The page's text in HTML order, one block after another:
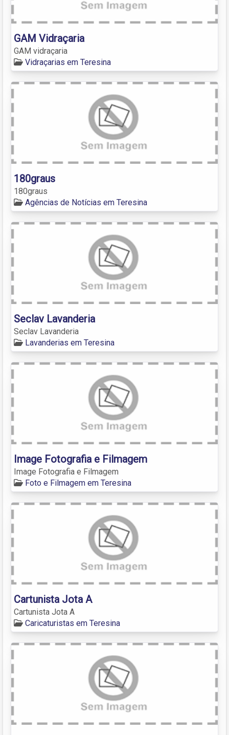
GAM Vidraçaria
GAM vidraçaria
Vidraçarias em Teresina
180graus
180graus
Agências de Notícias em Teresina
Seclav Lavanderia
Seclav Lavanderia
Lavanderias em Teresina
Image Fotografia e Filmagem
Image Fotografia e Filmagem
Foto e Filmagem em Teresina
Cartunista Jota A
Cartunista Jota A
Caricaturistas em Teresina